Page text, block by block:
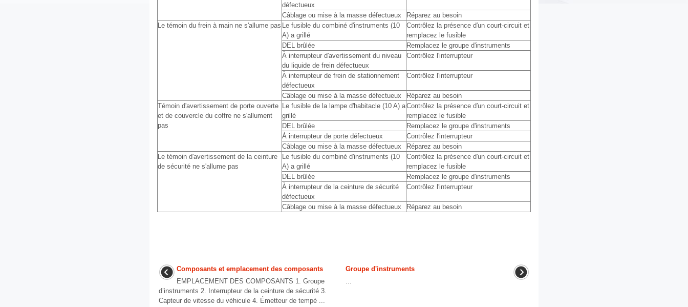
défectueux
Câblage ou mise à la masse défectueux
Réparez au besoin
Le témoin du frein à main ne s'allume pas Le fusible du combiné d'instruments (10
A) a grillé
Contrôlez la présence d′un court-circuit et
remplacez le fusible
DEL brûlée
Remplacez le groupe d'instruments
À interrupteur d′avertissement du niveau
du liquide de frein défectueux
Contrôlez l′interrupteur
À interrupteur de frein de stationnement
défectueux
Contrôlez l′interrupteur
Câblage ou mise à la masse défectueux
Réparez au besoin
Témoin d'avertissement de porte ouverte
et de couvercle du coffre ne s'allument
pas
Le fusible de la lampe d'habitacle (10 A) a
grillé
Contrôlez la présence d′un court-circuit et
remplacez le fusible
DEL brûlée
Remplacez le groupe d'instruments
À interrupteur de porte défectueux
Contrôlez l′interrupteur
Câblage ou mise à la masse défectueux
Réparez au besoin
Le témoin d′avertissement de la ceinture
de sécurité ne s'allume pas
Le fusible du combiné d'instruments (10
A) a grillé
Contrôlez la présence d′un court-circuit et
remplacez le fusible
DEL brûlée
Remplacez le groupe d'instruments
À interrupteur de la ceinture de sécurité
défectueux
Contrôlez l′interrupteur
Câblage ou mise à la masse défectueux Réparez au besoin
Composants et emplacement des composants
EMPLACEMENT DES COMPOSANTS 1. Groupe
d’instruments 2. Interrupteur de la ceinture de sécurité 3.
Capteur de vitesse du véhicule 4. Émetteur de tempé ...
Groupe d'instruments
...